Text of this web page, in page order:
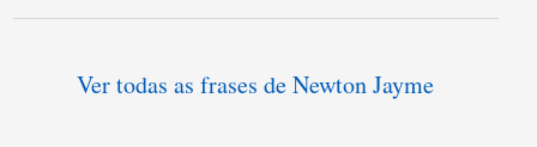
Ver todas as frases de Newton Jayme